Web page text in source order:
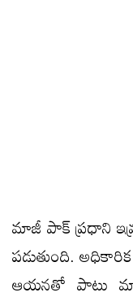
మాజీ పాక్ ప్రధాని
పడుతుంది.
ఆయనతో పాటు